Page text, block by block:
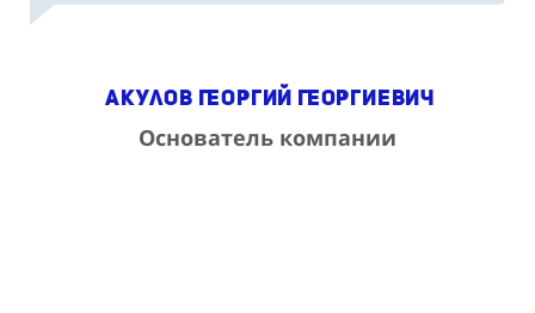
Акулов Георгий Георгиевич
Основатель компании